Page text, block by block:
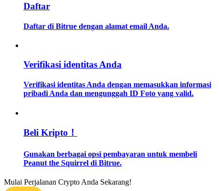
Strategi perdagangan
Pelajari cara untuk tetap menghasilkan keuntungan
Daftar
Daftar di Bitrue dengan alamat email Anda.
Verifikasi identitas Anda
Verifikasi identitas Anda dengan memasukkan informasi
pribadi Anda dan mengunggah ID Foto yang valid.
Beli Kripto！
Gunakan berbagai opsi pembayaran untuk membeli
Peanut the Squirrel di Bitrue.
Mulai Perjalanan Crypto Anda Sekarang!